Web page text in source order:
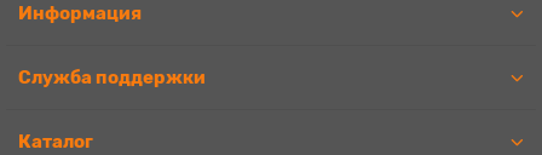
Информация
Служба поддержки
Каталог